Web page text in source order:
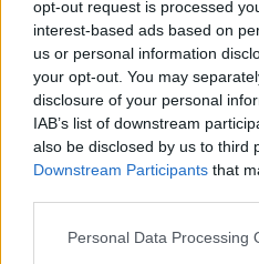
opt-out request is processed
interest-based ads based on
us or personal information
your opt-out. You may
disclosure of your personal
IAB’s list of downstream
also be disclosed by us to third
Downstream Participants that
Personal Data Processing